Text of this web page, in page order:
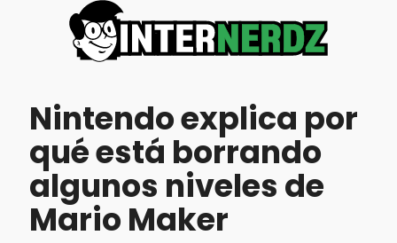
Nintendo explica por
qué está borrando
algunos niveles de
Mario Maker